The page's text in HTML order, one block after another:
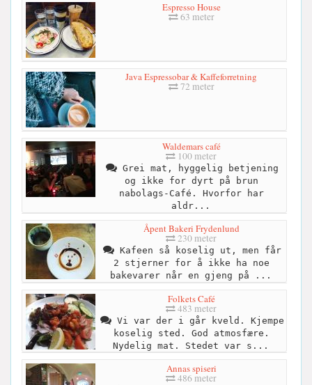
Espresso House
63 meter
Java Espressobar & Kaffeforretning
72 meter
Waldemars café
100 meter
Grei mat, hyggelig betjening
og ikke for dyrt på brun
nabolags-Café. Hvorfor har
aldr...
Åpent Bakeri Frydenlund
230 meter
Kafeen så koselig ut, men får
2 stjerner for å ikke ha noe
bakevarer når en gjeng på ...
Folkets Café
483 meter
Vi var der i går kveld. Kjempe
koselig sted. God atmosfære.
Nydelig mat. Stedet var s...
Annas spiseri
486 meter